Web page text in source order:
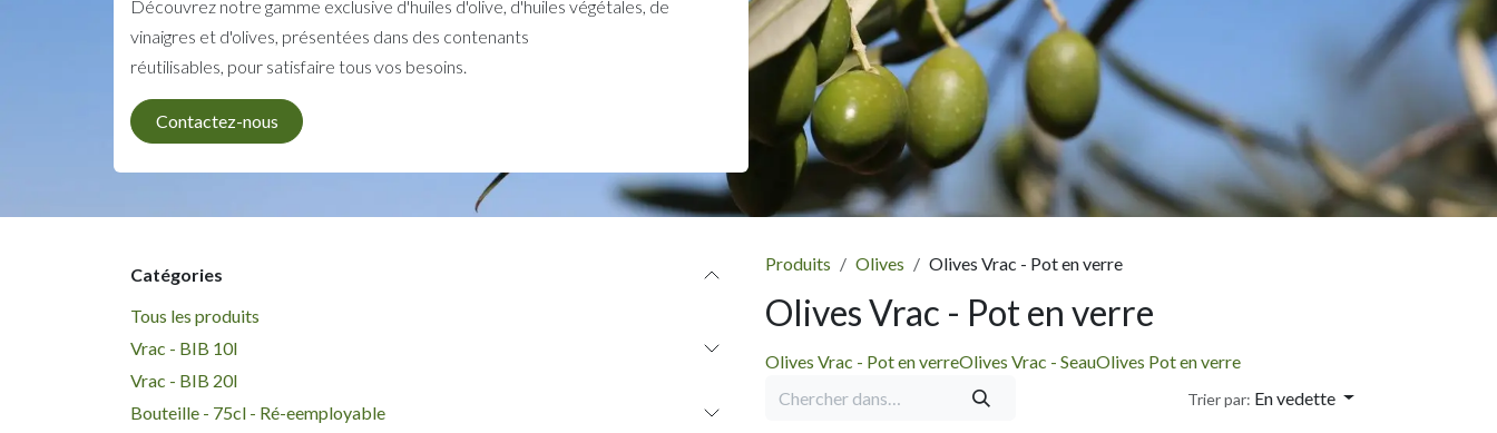
Découvrez notre gamme exclusive d'huiles d'olive, d'huiles végétales, de
vinaigres et d'olives, présentées dans des contenants
réutilisables, pour satisfaire tous vos besoins.
Contactez-nous
Catégories
Tous les produits
Vrac - BIB 10l
Vrac - BIB 20l
Bouteille - 75cl - Ré-eemployable
Produits Olives Olives Vrac - Pot en verre
Olives Vrac - Pot en verre
Olives Vrac - Pot en verreOlives Vrac - SeauOlives Pot en verre
Trier par: En vedette